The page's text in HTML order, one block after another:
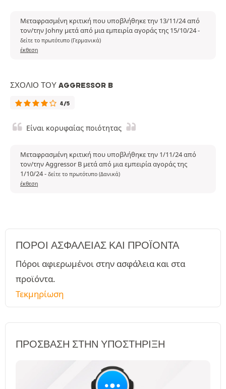
Μεταφρασμένη κριτική που υποβλήθηκε την 13/11/24 από
τον/την Johny μετά από μια εμπειρία αγοράς της 15/10/24-
δείτε το πρωτότυπο (Γερμανικά)
έκθεση
ΣΧΌΛΙΟ ΤΟΥ AGGRESSOR B
4/5
Είναι κορυφαίας ποιότητας
Μεταφρασμένη κριτική που υποβλήθηκε την 1/11/24 από
τον/την Aggressor B μετά από μια εμπειρία αγοράς της
1/10/24- δείτε το πρωτότυπο (Δανικά)
έκθεση
ΠΌΡΟΙ ΑΣΦΑΛΕΊΑΣ ΚΑΙ ΠΡΟΪΌΝΤΑ
Πόροι αφιερωμένοι στην ασφάλεια και στα
προϊόντα.
Τεκμηρίωση
ΠΡΌΣΒΑΣΗ ΣΤΗΝ ΥΠΟΣΤΉΡΙΞΗ